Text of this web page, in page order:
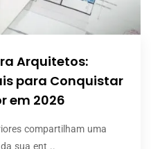
Arquitetos:
para Conquistar
em 2026
compartilham uma
sua ent ..